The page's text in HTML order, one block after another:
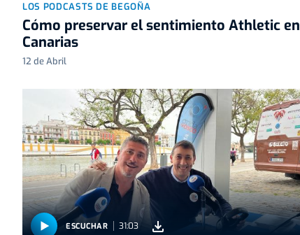
LOS PODCASTS DE BEGOÑA
Cómo preservar el sentimiento Athletic en
Canarias
12 de Abril
ESCUCHAR 31:03